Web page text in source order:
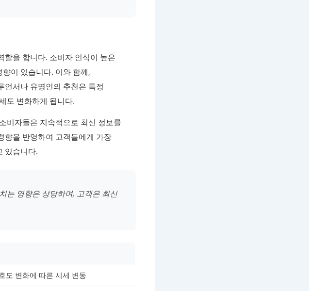
할을 합니다. 소비자 인식이 높은
이 있습니다. 이와 함께,
언서나 유명인의 추천은 특정
도 변화하게 됩니다.
비자들은 지속적으로 최신 정보를
향을 반영하여 고객들에게 가장
있습니다.
는 영향은 상당하며, 고객은 최신
도 변화에 따른 시세 변동